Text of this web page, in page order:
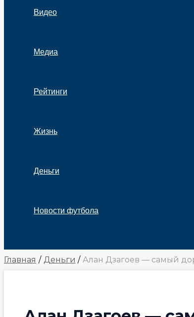
Видео
Медиа
Рейтинги
Жизнь
Деньги
Новости футбола
Главная Деньги Алан Дзагоев — самый